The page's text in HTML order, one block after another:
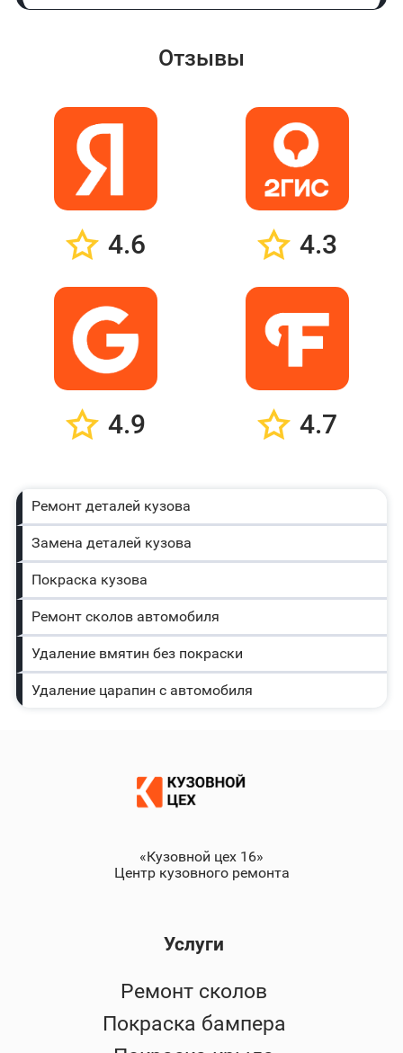
Отзывы
4.6 4.3
4.9 4.7
Ремонт деталей кузова
Замена деталей кузова
Покраска кузова
Ремонт сколов автомобиля
Удаление вмятин без покраски
Удаление царапин с автомобиля
«Кузовной цех 16»
Центр кузовного ремонта
Услуги
Ремонт сколов
Покраска бампера